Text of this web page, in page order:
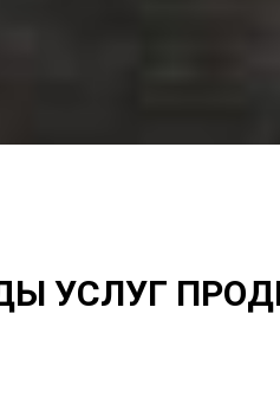
УСЛУГ